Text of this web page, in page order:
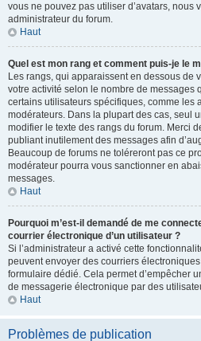
vous ne pouvez pas utiliser d’avatars, nous
administrateur du forum.
Haut
Quel est mon rang et comment puis-je le
Les rangs, qui apparaissent en dessous de
votre activité selon le nombre de messages
certains utilisateurs spécifiques, comme les
modérateurs. Dans la plupart des cas, seul
modifier le texte des rangs du forum. Merci
publiant inutilement des messages afin
Beaucoup de forums ne toléreront pas ce
modérateur pourra vous sanctionner en
messages.
Haut
Pourquoi m’est-il demandé de me
courrier électronique d’un utilisateur ?
Si l’administrateur a activé cette
peuvent envoyer des courriers
formulaire dédié. Cela permet d’empêcher
de messagerie électronique par des
Haut
Problèmes de publication